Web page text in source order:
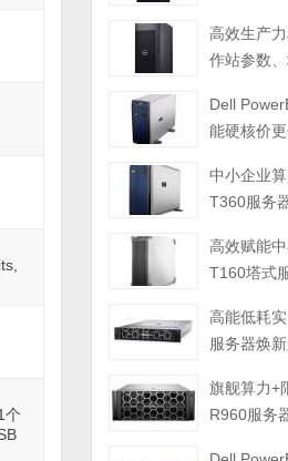
个
高效生产
作站参数
Dell
能硬核价更
中小企业
T360服务
高效赋能
T160塔式
高能低耗
服务器焕
旗舰算力+
R960服务